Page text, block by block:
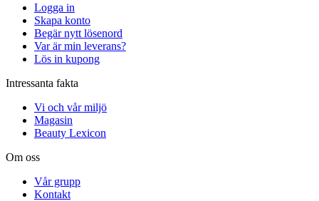
Logga in
Skapa konto
Begär nytt lösenord
Var är min leverans?
Lös in kupong
Intressanta fakta
Vi och vår miljö
Magasin
Beauty Lexicon
Om oss
Vår grupp
Kontakt